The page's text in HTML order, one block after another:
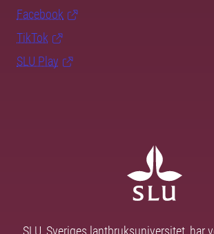
Facebook
TikTok
SLU Play
SLU, Sveriges lantbruksuniversitet, har